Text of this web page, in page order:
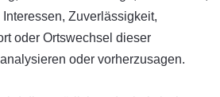
Zuverlässigkeit,
oder Ortswechsel dieser
oder vorherzusagen.